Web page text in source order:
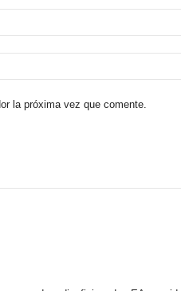
la próxima vez que comente.